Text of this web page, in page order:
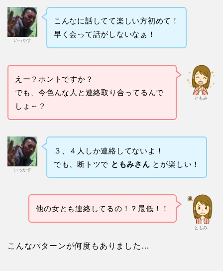
いっかす
こんなに話してて楽しい方初めて！
早く会って話がしないなぁ！
ともみ
えー？ホントですか？
でも、今色んな人と連絡取り合ってるんで
しょ～？
いっかす
３、４人しか連絡してないよ！
でも、断トツで ともみさん とが楽しい！
ともみ
他の女とも連絡してるの！？最低！！
こんなパターンが何度もありました…